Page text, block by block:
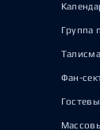
Группа
Фан-